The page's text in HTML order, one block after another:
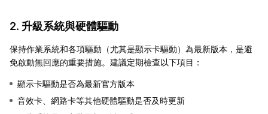
2. 升級系統與硬體驅動
保持作業系統和各項驅動（尤其是顯示卡驅動）為最新版本，是避
免啟動無回應的重要措施。建議定期檢查以下項目：
顯示卡驅動是否為最新官方版本
音效卡、網路卡等其他硬體驅動是否及時更新